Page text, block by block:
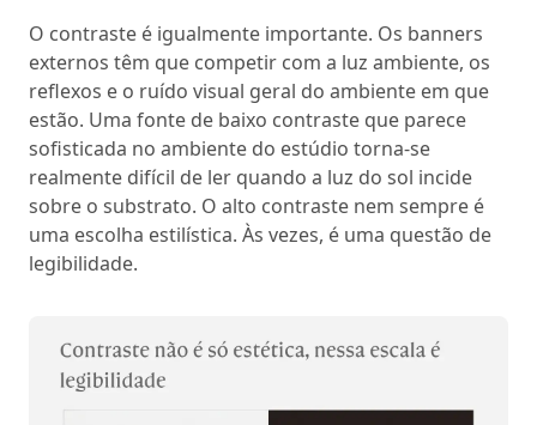
O contraste é igualmente importante. Os banners
externos têm que competir com a luz ambiente, os
reflexos e o ruído visual geral do ambiente em que
estão. Uma fonte de baixo contraste que parece
sofisticada no ambiente do estúdio torna-se
realmente difícil de ler quando a luz do sol incide
sobre o substrato. O alto contraste nem sempre é
uma escolha estilística. Às vezes, é uma questão de
legibilidade.